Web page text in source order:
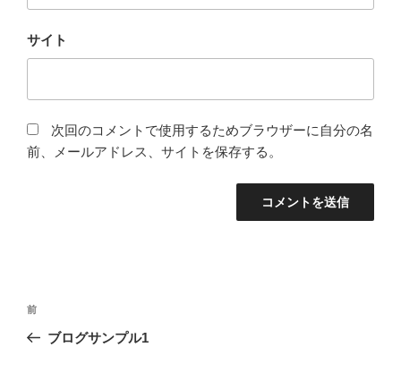
サイト
次回のコメントで使用するためブラウザーに自分の名
前、メールアドレス、サイトを保存する。
投
過
去
前
ブログサンプル1